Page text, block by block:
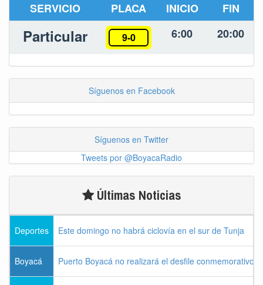
SERVICIO PLACA INICIO FIN
Particular 9-0 6:00 20:00
Síguenos en Facebook
Síguenos en Twitter
Tweets por @BoyacaRadio
Últimas Noticias
Deportes Este domingo no habrá ciclovía en el sur de Tunja
Boyacá Puerto Boyacá no realizará el desfile conmemorativo